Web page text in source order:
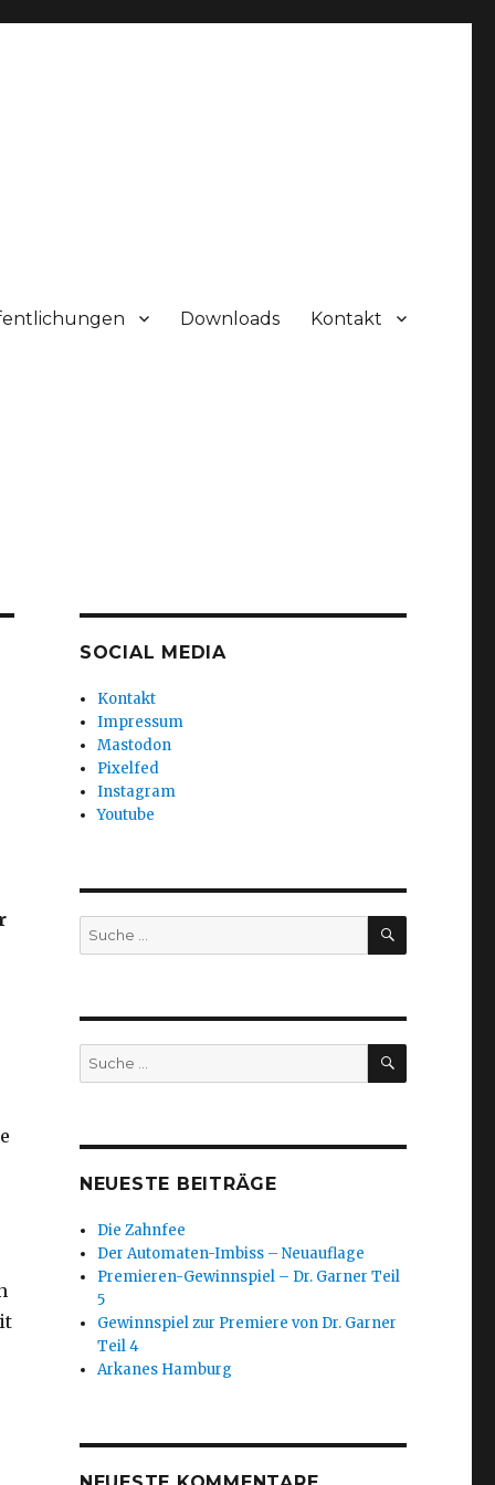
Downloads Kontakt
SOCIAL MEDIA
Kontakt
Impressum
Mastodon
Pixelfed
Instagram
Youtube
Suche
nach:
SUCHEN
Suche
nach:
SUCHEN
NEUESTE BEITRÄGE
Die Zahnfee
Der Automaten-Imbiss – Neuauflage
Premieren-Gewinnspiel – Dr. Garner Teil
5
Gewinnspiel zur Premiere von Dr. Garner
Teil 4
Arkanes Hamburg